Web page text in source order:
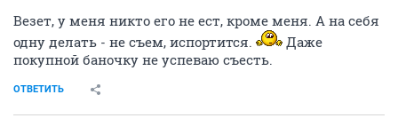
Везет, у меня никто его не ест, кроме меня. А на себя
одну делать - не съем, испортится.
Даже
покупной баночку не успеваю съесть.
ОТВЕТИТЬ